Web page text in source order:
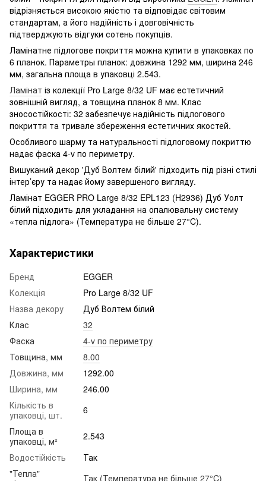
відрізняється високою якістю та відповідає світовим
стандартам, а його надійність і довговічність
підтверджують відгуки сотень покупців.
Ламінатне підлогове покриття можна купити в упаковках по
6 планок. Параметры планок: довжина 1292 мм, ширина 246
мм, загальна площа в упаковці 2.543.
Ламінат із колекції Pro Large 8/32 UF має естетичний
зовнішній вигляд, а товщина планок 8 мм. Клас
зносостійкості: 32 забезпечує надійність підлогового
покриття та тривале збереження естетичних якостей.
Особливого шарму та натуральності підлоговому покриттю
надає фаска 4-v по периметру.
Вишуканий декор 'Дуб Волтем білий' підходить під різні стилі
інтер’єру та надає йому завершеного вигляду.
Ламінат EGGER PRO Large 8/32 EPL123 (H2936) Дуб Уолт
білий підходить для укладання на опалювальну систему
«тепла підлога» (Температура не більше 27°C).
Характеристики
Бренд
EGGER
Колекція
Pro Large 8/32 UF
Назва декору
Дуб Волтем білий
Клас
32
Фаска
4-v по периметру
Товщина, мм
8.00
Довжина, мм
1292.00
Ширина, мм
246.00
Кількість в
упаковці, шт.
6
Площа в
упаковці, м²
2.543
Водостійкість
Так
"Тепла"
Так (Температура не більше 27°C)